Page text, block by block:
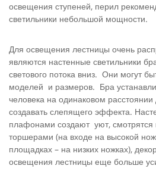
освещения ступеней, перил
светильники небольшой мощности.
Для освещения лестницы очень
являются настенные светильники
светового потока вниз. Они могут
моделей и размеров. Бра
человека на одинаковом расстоянии
создавать слепящего эффекта.
плафонами создают уют, смотрятся
торшерами (на входе на высокой
площадках – на низких ножках),
освещения лестницы еще больше